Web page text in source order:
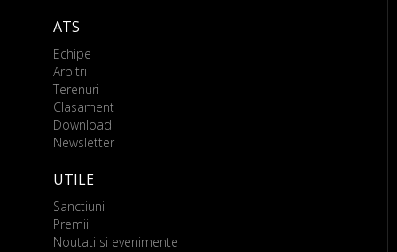
ATS
Echipe
Arbitri
Terenuri
Clasament
Download
Newsletter
UTILE
Sanctiuni
Premii
Noutati si evenimente